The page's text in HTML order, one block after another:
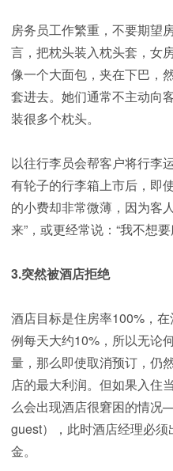
房务员工作繁重，不要期望
言，把枕头装入枕头套，女
像一个大面包，夹在下巴，
套进去。她们通常不主动向
装很多个枕头。
以往行李员会帮客户将行李
有轮子的行李箱上市后，即
的小费却非常微薄，因为客
来”，或更经常说：“我不想要
3.突然被酒店拒绝
酒店目标是住房率100%，
例每天大约10%，所以无论
量，那么即使取消预订，仍
店的最大利润。但如果入住
么会出现酒店很窘困的情况
guest），此时酒店经理必
金。